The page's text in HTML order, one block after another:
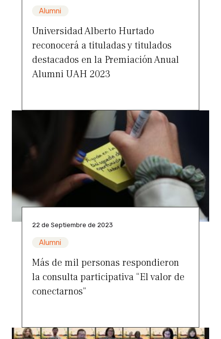
Alumni
Universidad Alberto Hurtado
reconocerá a tituladas y titulados
destacados en la Premiación Anual
Alumni UAH 2023
22 de Septiembre de 2023
Alumni
Más de mil personas respondieron
la consulta participativa “El valor de
conectarnos”